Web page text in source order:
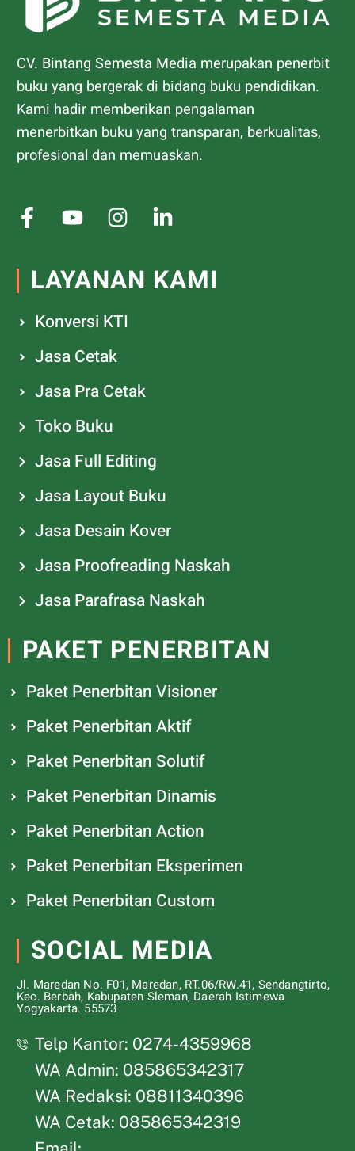
CV. Bintang Semesta Media merupakan penerbit
buku yang bergerak di bidang buku pendidikan.
Kami hadir memberikan pengalaman
menerbitkan buku yang transparan, berkualitas,
profesional dan memuaskan.
LAYANAN KAMI
Konversi KTI
Jasa Cetak
Jasa Pra Cetak
Toko Buku
Jasa Full Editing
Jasa Layout Buku
Jasa Desain Kover
Jasa Proofreading Naskah
Jasa Parafrasa Naskah
PAKET PENERBITAN
Paket Penerbitan Visioner
Paket Penerbitan Aktif
Paket Penerbitan Solutif
Paket Penerbitan Dinamis
Paket Penerbitan Action
Paket Penerbitan Eksperimen
Paket Penerbitan Custom
SOCIAL MEDIA
Jl. Maredan No. F01, Maredan, RT.06/RW.41, Sendangtirto,
Kec. Berbah, Kabupaten Sleman, Daerah Istimewa
Yogyakarta. 55573
Telp Kantor: 0274-4359968
WA Admin: 085865342317
WA Redaksi: 08811340396
WA Cetak: 085865342319